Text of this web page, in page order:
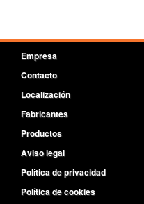
Empresa
Contacto
Localización
Fabricantes
Productos
Aviso legal
Política de privacidad
Política de cookies